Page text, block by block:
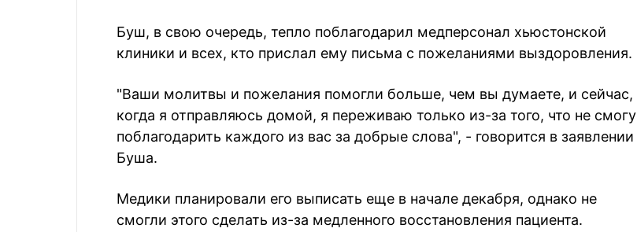
Буш, в свою очередь, тепло поблагодарил медперсонал хьюстонской
клиники и всех, кто прислал ему письма с пожеланиями выздоровления.
"Ваши молитвы и пожелания помогли больше, чем вы думаете, и сейчас,
когда я отправляюсь домой, я переживаю только из-за того, что не смогу
поблагодарить каждого из вас за добрые слова", - говорится в заявлении
Буша.
Медики планировали его выписать еще в начале декабря, однако не
смогли этого сделать из-за медленного восстановления пациента.